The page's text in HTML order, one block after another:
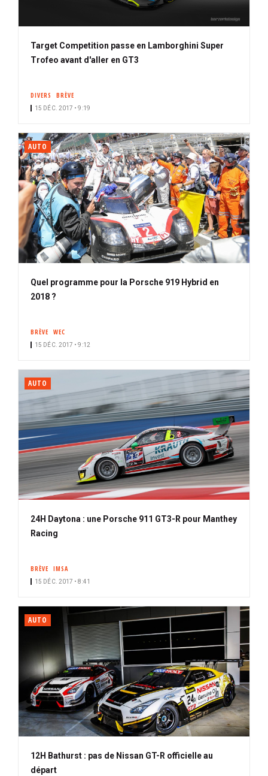
Target Competition passe en Lamborghini Super
Trofeo avant d'aller en GT3
DIVERS BRÈVE
15 DÉC. 2017 • 9:19
AUTO
Quel programme pour la Porsche 919 Hybrid en
2018 ?
BRÈVE WEC
15 DÉC. 2017 • 9:12
AUTO
24H Daytona : une Porsche 911 GT3-R pour Manthey
Racing
BRÈVE IMSA
15 DÉC. 2017 • 8:41
AUTO
12H Bathurst : pas de Nissan GT-R officielle au
départ